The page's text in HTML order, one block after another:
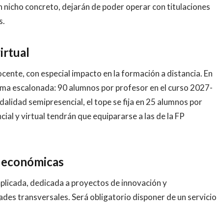
concreto, dejarán de poder operar con titulaciones
con especial impacto en la formación a distancia. En
escalonada: 90 alumnos por profesor en el curso 2027-
semipresencial, el tope se fija en 25 alumnos por
y virtual tendrán que equipararse a las de la FP
dedicada a proyectos de innovación y
transversales. Será obligatorio disponer de un servicio